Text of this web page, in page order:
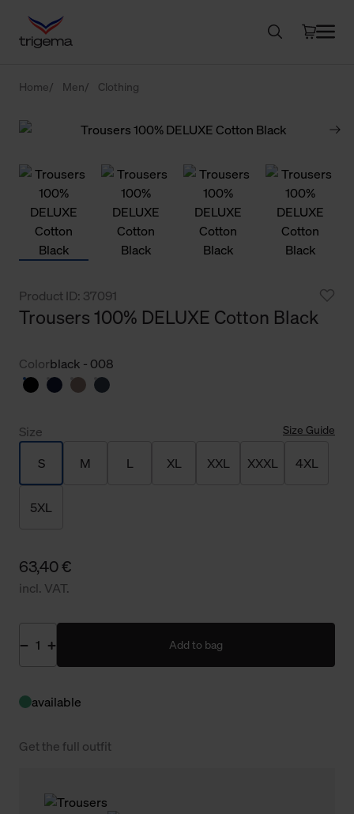
Home Men Clothing
Product ID: 37091
Trousers 100% DELUXE Cotton Black
Colorblack - 008
Size Size Guide
S M L XL XXL XXXL 4XL
5XL
63,40 €
incl. VAT.
Add to bag
available
Get the full outfit